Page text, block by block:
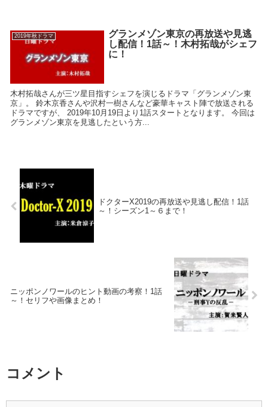
2019年秋ドラマ
グランメゾン東京の再放送や見逃
し配信！1話～！木村拓哉がシェフ
に！
木村拓哉さんが三ツ星目指すシェフを演じるドラマ「グランメゾン東
京」。 鈴木京香さんや沢村一樹さんなど豪華キャスト陣で放送される
ドラマですが、 2019年10月19日より1話スタートとなります。 今回は
グランメゾン東京を見逃したという方...
ドクターX2019の再放送や見逃し配信！1話
～！シーズン1～６まで！
ニッポンノワールのヒント動画の考察！1話
～！セリフや画像まとめ！
コメント